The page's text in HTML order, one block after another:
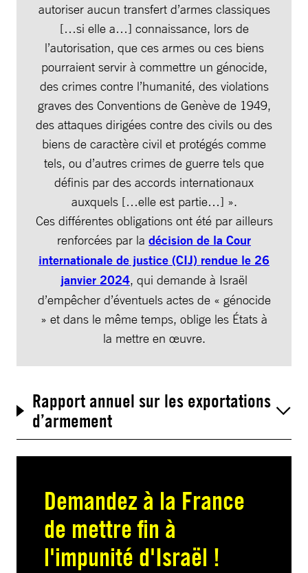
autoriser aucun transfert d’armes classiques
[…si elle a…] connaissance, lors de
l’autorisation, que ces armes ou ces biens
pourraient servir à commettre un génocide,
des crimes contre l’humanité, des violations
graves des Conventions de Genève de 1949,
des attaques dirigées contre des civils ou des
biens de caractère civil et protégés comme
tels, ou d’autres crimes de guerre tels que
définis par des accords internationaux
auxquels […elle est partie…] ».
Ces différentes obligations ont été par ailleurs
renforcées par la décision de la Cour
internationale de justice (CIJ) rendue le 26
janvier 2024, qui demande à Israël
d’empêcher d’éventuels actes de « génocide
» et dans le même temps, oblige les États à
la mettre en œuvre.
Rapport annuel sur les exportations
d’armement
Demandez à la France
de mettre fin à
l'impunité d'Israël !